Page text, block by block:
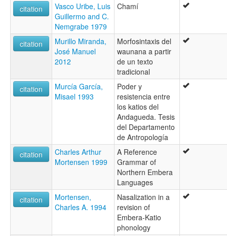
citation
Vasco Uribe, Luis
Guillermo and C.
Nemgrabe 1979
Chamí
citation
Murillo Miranda,
José Manuel
2012
Morfosintaxis del
waunana a partir
de un texto
tradicional
citation
Murcía García,
Misael 1993
Poder y
resistencia entre
los katios del
Andagueda. Tesis
del Departamento
de Antropología
citation
Charles Arthur
Mortensen 1999
A Reference
Grammar of
Northern Embera
Languages
citation
Mortensen,
Charles A. 1994
Nasalization in a
revision of
Embera-Katio
phonology